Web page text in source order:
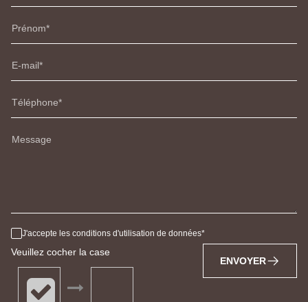
Prénom
E-mail
Téléphone
Message
J'accepte les conditions d'utilisation de données
Veuillez cocher la case
ENVOYER